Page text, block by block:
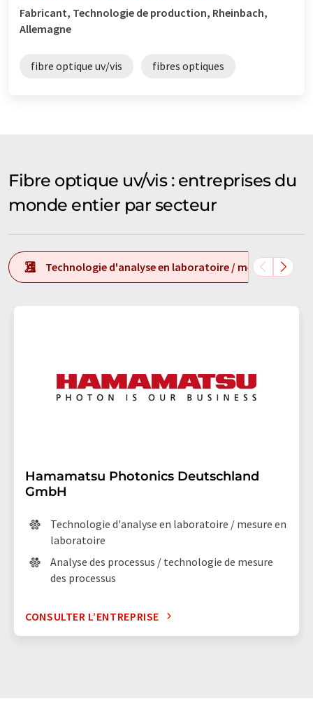
Fabricant, Technologie de production, Rheinbach,
Allemagne
fibre optique uv/vis fibres optiques
Fibre optique uv/vis : entreprises du
monde entier par secteur
Technologie d'analyse en laboratoire / mesure en
Hamamatsu Photonics Deutschland
GmbH
Technologie d'analyse en laboratoire / mesure en
laboratoire
Analyse des processus / technologie de mesure
des processus
CONSULTER L’ENTREPRISE